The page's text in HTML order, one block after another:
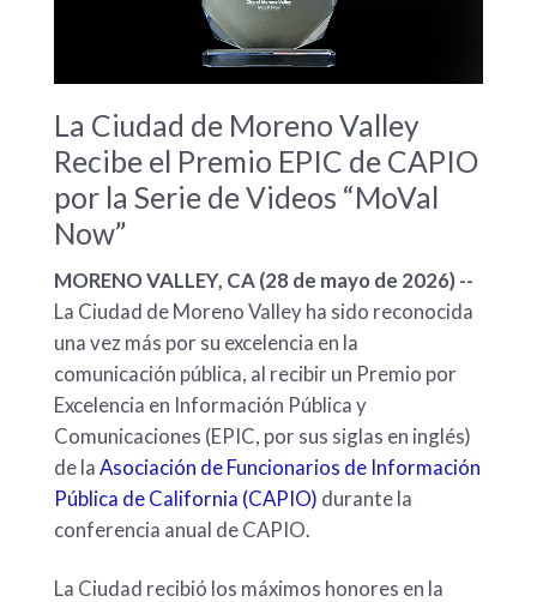
La Ciudad de Moreno Valley
Recibe el Premio EPIC de CAPIO
por la Serie de Videos “MoVal
Now”
MORENO VALLEY, CA (28 de mayo de 2026) --
La Ciudad de Moreno Valley ha sido reconocida
una vez más por su excelencia en la
comunicación pública, al recibir un Premio por
Excelencia en Información Pública y
Comunicaciones (EPIC, por sus siglas en inglés)
de laAsociación de Funcionarios de Información
Pública de California (CAPIO) durante la
conferencia anual de CAPIO.
La Ciudad recibió los máximos honores en la